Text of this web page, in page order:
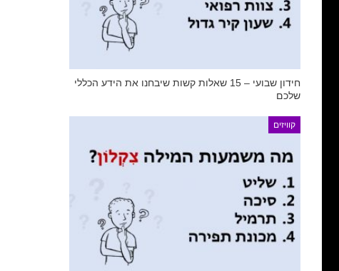
חידון שבועי – 15 שאלות קשות שיבחנו את הידע הכללי
שלכם
קוויזים